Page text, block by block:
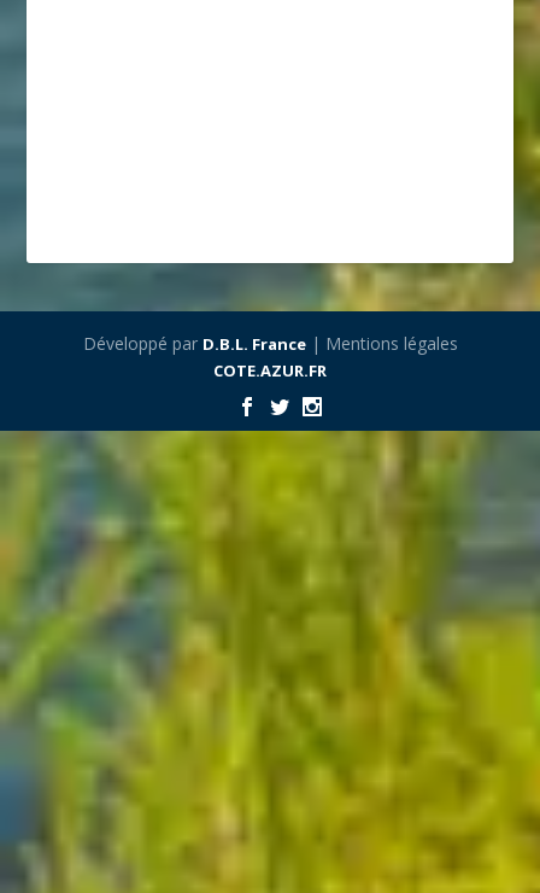
Développé par D.B.L. France| Mentions légales
COTE.AZUR.FR